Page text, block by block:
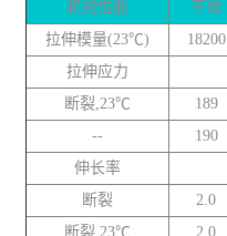
机械性能
干燥
拉伸模量(23℃)
18200
拉伸应力
断裂,23℃
189
--
190
伸长率
断裂
2.0
断裂,23℃
2.0